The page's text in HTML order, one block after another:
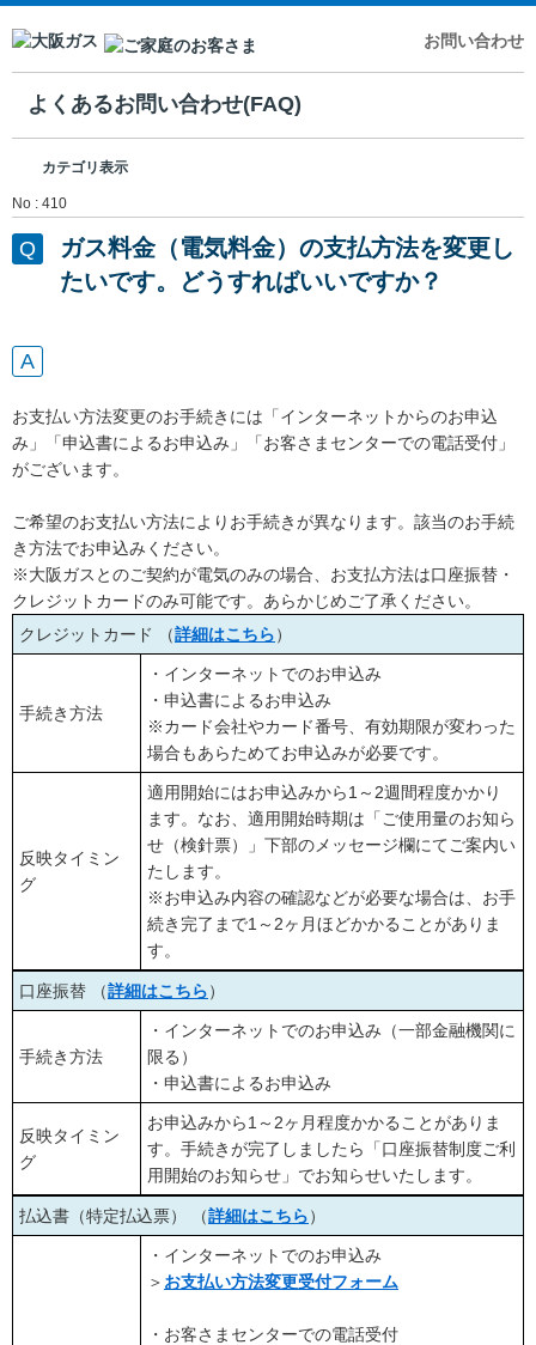
お問い合わせ
よくあるお問い合わせ(FAQ)
カテゴリ表示
No : 410
ガス料金（電気料金）の支払方法を変更し
たいです。どうすればいいですか？
お支払い方法変更のお手続きには「インターネットからのお申込
み」「申込書によるお申込み」「お客さまセンターでの電話受付」
がございます。
ご希望のお支払い方法によりお手続きが異なります。該当のお手続
き方法でお申込みください。
※大阪ガスとのご契約が電気のみの場合、お支払方法は口座振替・
クレジットカードのみ可能です。あらかじめご了承ください。
クレジットカード （詳細はこちら）
手続き方法
・インターネットでのお申込み
・申込書によるお申込み
※カード会社やカード番号、有効期限が変わった
場合もあらためてお申込みが必要です。
反映タイミン
グ
適用開始にはお申込みから1～2週間程度かかり
ます。なお、適用開始時期は「ご使用量のお知ら
せ（検針票）」下部のメッセージ欄にてご案内い
たします。
※お申込み内容の確認などが必要な場合は、お手
続き完了まで1～2ヶ月ほどかかることがありま
す。
口座振替 （詳細はこちら）
手続き方法
・インターネットでのお申込み（一部金融機関に
限る）
・申込書によるお申込み
反映タイミン
グ
お申込みから1～2ヶ月程度かかることがありま
す。手続きが完了しましたら「口座振替制度ご利
用開始のお知らせ」でお知らせいたします。
払込書（特定払込票） （詳細はこちら）
・インターネットでのお申込み
＞ お支払い方法変更受付フォーム
・お客さまセンターでの電話受付